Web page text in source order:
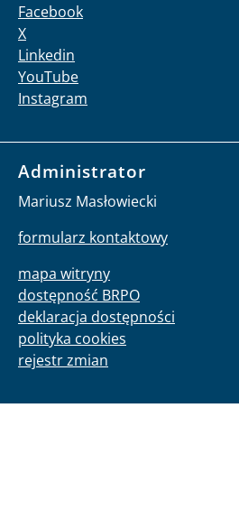
Facebook
X
Linkedin
YouTube
Instagram
Administrator
Mariusz Masłowiecki
formularz kontaktowy
mapa witryny
dostępność BRPO
deklaracja dostępności
polityka cookies
rejestr zmian